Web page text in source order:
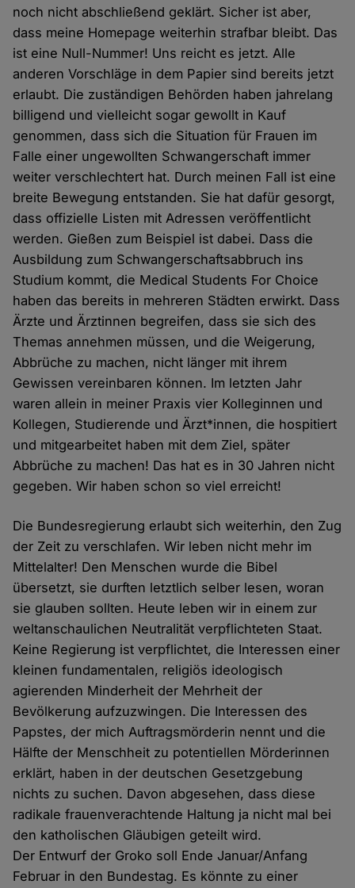
noch nicht abschließend geklärt. Sicher ist aber,
dass meine Homepage weiterhin strafbar bleibt. Das
ist eine Null-Nummer! Uns reicht es jetzt. Alle
anderen Vorschläge in dem Papier sind bereits jetzt
erlaubt. Die zuständigen Behörden haben jahrelang
billigend und vielleicht sogar gewollt in Kauf
genommen, dass sich die Situation für Frauen im
Falle einer ungewollten Schwangerschaft immer
weiter verschlechtert hat. Durch meinen Fall ist eine
breite Bewegung entstanden. Sie hat dafür gesorgt,
dass offizielle Listen mit Adressen veröffentlicht
werden. Gießen zum Beispiel ist dabei. Dass die
Ausbildung zum Schwangerschaftsabbruch ins
Studium kommt, die Medical Students For Choice
haben das bereits in mehreren Städten erwirkt. Dass
Ärzte und Ärztinnen begreifen, dass sie sich des
Themas annehmen müssen, und die Weigerung,
Abbrüche zu machen, nicht länger mit ihrem
Gewissen vereinbaren können. Im letzten Jahr
waren allein in meiner Praxis vier Kolleginnen und
Kollegen, Studierende und Ärzt*innen, die hospitiert
und mitgearbeitet haben mit dem Ziel, später
Abbrüche zu machen! Das hat es in 30 Jahren nicht
gegeben. Wir haben schon so viel erreicht!
Die Bundesregierung erlaubt sich weiterhin, den Zug
der Zeit zu verschlafen. Wir leben nicht mehr im
Mittelalter! Den Menschen wurde die Bibel
übersetzt, sie durften letztlich selber lesen, woran
sie glauben sollten. Heute leben wir in einem zur
weltanschaulichen Neutralität verpflichteten Staat.
Keine Regierung ist verpflichtet, die Interessen einer
kleinen fundamentalen, religiös ideologisch
agierenden Minderheit der Mehrheit der
Bevölkerung aufzuzwingen. Die Interessen des
Papstes, der mich Auftragsmörderin nennt und die
Hälfte der Menschheit zu potentiellen Mörderinnen
erklärt, haben in der deutschen Gesetzgebung
nichts zu suchen. Davon abgesehen, dass diese
radikale frauenverachtende Haltung ja nicht mal bei
den katholischen Gläubigen geteilt wird.
Der Entwurf der Groko soll Ende Januar/Anfang
Februar in den Bundestag. Es könnte zu einer